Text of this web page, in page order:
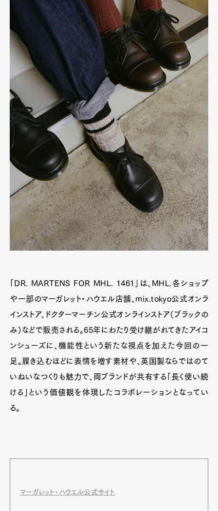
「DR. MARTENS FOR MHL. 1461」は、MHL.各ショップ
や一部のマーガレット・ハウエル店舗、mix.tokyo公式オンラ
インストア、ドクターマーチン公式オンラインストア（ブラックの
み）などで販売される。65年にわたり受け継がれてきたアイコ
ンシューズに、機能性という新たな視点を加えた今回の一
足。履き込むほどに表情を増す素材や、英国製ならではのて
いねいなつくりも魅力で、両ブランドが共有する「長く使い続
ける」という価値観を体現したコラボレーションとなってい
る。
マーガレット・ハウエル公式サイト